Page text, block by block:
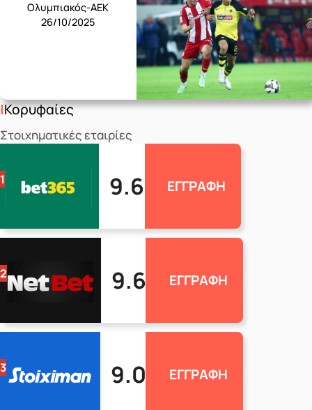
Ολυμπιακός-ΑΕΚ
26/10/2025
Κορυφαίες
Στοιχηματικές εταιρίες
1 9.6 ΕΓΓΡΑΦΗ
2 9.6 ΕΓΓΡΑΦΗ
3 9.0 ΕΓΓΡΑΦΗ